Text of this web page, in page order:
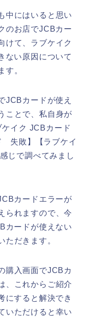
中にはいると思い
のお店でJCBカー
けて、ラブケイク
ない原因について
す。
JCBカードが使え
ことで、私自身が
ケイク JCBカード
失敗】【ラブケイ
じで調べてみまし
カードエラーが
られますので、今
カードが使えない
ただきます。
購入画面でJCBカ
、これからご紹介
にすると解決でき
いただけると幸い